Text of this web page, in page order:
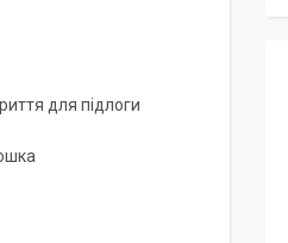
для підлоги